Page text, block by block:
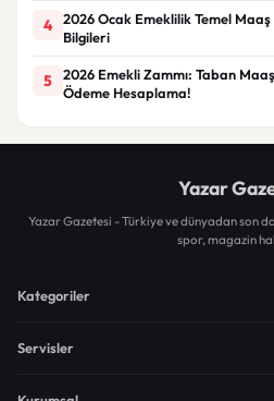
4
2026 Ocak Emeklilik Temel
Bilgileri
5
2026 Emekli Zammı: Taban
Ödeme Hesaplama!
Yazar
Yazar Gazetesi - Türkiye ve dünyadan son
spor, magazin
Kategoriler
Servisler